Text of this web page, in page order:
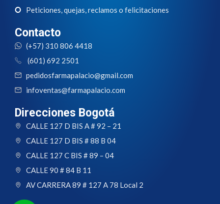
Peticiones, quejas, reclamos o felicitaciones
Contacto
(+57) 310 806 4418
(601) 692 2501
pedidosfarmapalacio@gmail.com
infoventas@farmapalacio.com
Direcciones Bogotá
CALLE 127 D BIS A # 92 – 21
CALLE 127 D BIS # 88 B 04
CALLE 127 C BIS # 89 – 04
CALLE 90 # 84 B 11
AV CARRERA 89 # 127 A 78 Local 2